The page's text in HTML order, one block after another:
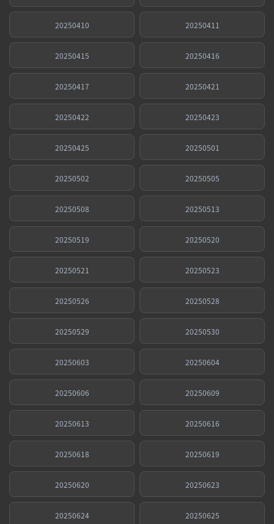
20250410 20250411
20250415 20250416
20250417 20250421
20250422 20250423
20250425 20250501
20250502 20250505
20250508 20250513
20250519 20250520
20250521 20250523
20250526 20250528
20250529 20250530
20250603 20250604
20250606 20250609
20250613 20250616
20250618 20250619
20250620 20250623
20250624 20250625